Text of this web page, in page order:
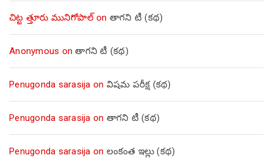
చిట్ట త్తూరు మునిగోపాల్on తాగని టీ (కథ)
Anonymous onతాగని టీ (కథ)
Penugonda sarasija on విషమ పరీక్ష (క‌థ‌)
Penugonda sarasija on తాగని టీ (కథ)
Penugonda sarasija on లంకంత ఇల్లు (కథ)